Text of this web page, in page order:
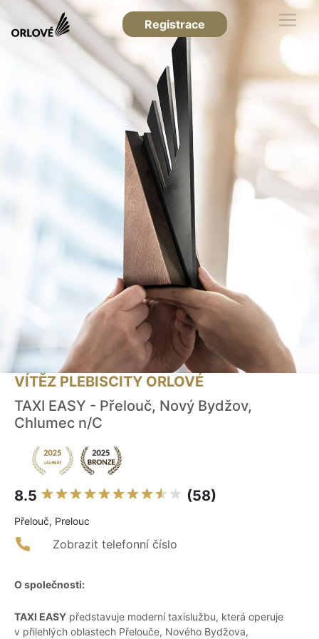
Registrace
VÍTĚZ PLEBISCITY ORLOVÉ
TAXI EASY - Přelouč, Nový Bydžov,
Chlumec n/C
8.5 (58)
Přelouč, Prelouc
Zobrazit telefonní číslo
O společnosti:
TAXI EASY představuje moderní taxislužbu, která operuje
v přilehlých oblastech Přelouče, Nového Bydžova,